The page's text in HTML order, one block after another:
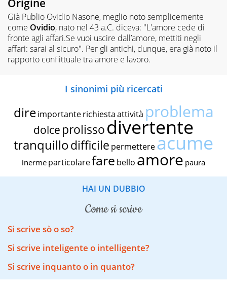
Origine
Già Publio Ovidio Nasone, meglio noto semplicemente
come Ovidio, nato nel 43 a.C. diceva: "L'amore cede di
fronte agli affari.Se vuoi uscire dall’amore, mettiti negli
affari: sarai al sicuro". Per gli antichi, dunque, era già noto il
rapporto conflittuale tra amore e lavoro.
I sinonimi più ricercati
dire importante richiestaattività problema
dolce prolissodivertente
tranquillodifficile permettereacume
inerme particolarefare bello amore paura
HAI UN DUBBIO
come si scrive
Si scrive sò o so?
Si scrive inteligente o intelligente?
Si scrive inquanto o in quanto?